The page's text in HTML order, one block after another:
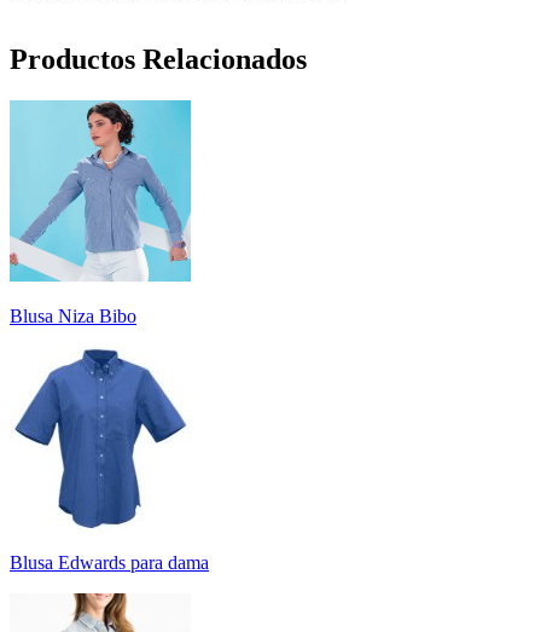
Productos Relacionados
Blusa Niza Bibo
Blusa Edwards para dama